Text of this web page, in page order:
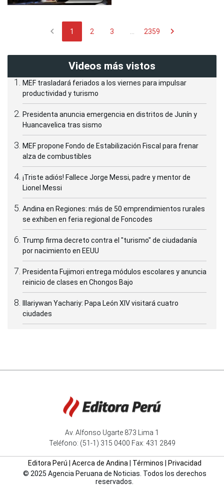
chevron_left 1 2 3 ... 2359 chevron_right
Videos más vistos
MEF trasladará feriados a los viernes para impulsar
productividad y turismo
Presidenta anuncia emergencia en distritos de Junín y
Huancavelica tras sismo
MEF propone Fondo de Estabilización Fiscal para frenar
alza de combustibles
¡Triste adiós! Fallece Jorge Messi, padre y mentor de
Lionel Messi
Andina en Regiones: más de 50 emprendimientos rurales
se exhiben en feria regional de Foncodes
Trump firma decreto contra el "turismo" de ciudadanía
por nacimiento en EEUU
Presidenta Fujimori entrega módulos escolares y anuncia
reinicio de clases en Chongos Bajo
Illariywan Yachariy: Papa León XIV visitará cuatro
ciudades
Av. Alfonso Ugarte 873 Lima 1
Teléfono: (51-1) 315 0400 Fax: 431 2849
Editora Perú Acerca de Andina| Términos
Privacidad
© 2025 Agencia Peruana de Noticias. Todos los derechos
reservados.